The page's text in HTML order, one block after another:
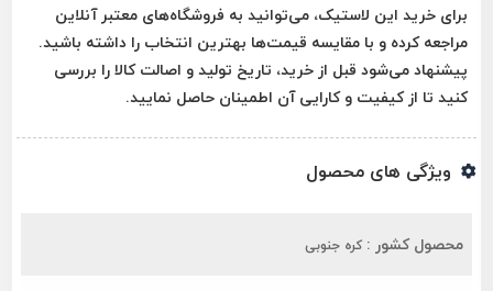
برای خرید این لاستیک، می‌توانید به فروشگاه‌های معتبر آنلاین
مراجعه کرده و با مقایسه قیمت‌ها بهترین انتخاب را داشته باشید.
پیشنهاد می‌شود قبل از خرید، تاریخ تولید و اصالت کالا را بررسی
کنید تا از کیفیت و کارایی آن اطمینان حاصل نمایید.
ویژگی های محصول
محصول کشور : کره جنوبی